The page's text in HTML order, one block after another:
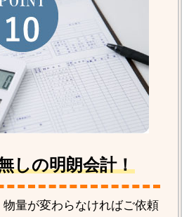
しの明朗会計！
量が変わらなければご依頼